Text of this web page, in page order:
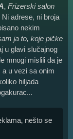
, Frizerski salon
adrese, ni broja
nekim
ja to, koje pičke
u glavi slučajnog
mnogi mislili da je
a u vezi sa onim
hiljada
nešto se